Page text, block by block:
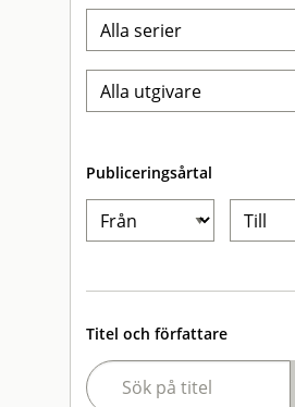
Publiceringsårtal
Titel och författare